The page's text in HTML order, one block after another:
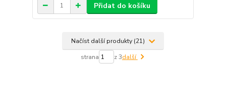
Přidat do košíku
Načíst další produkty (21)
strana z 3další